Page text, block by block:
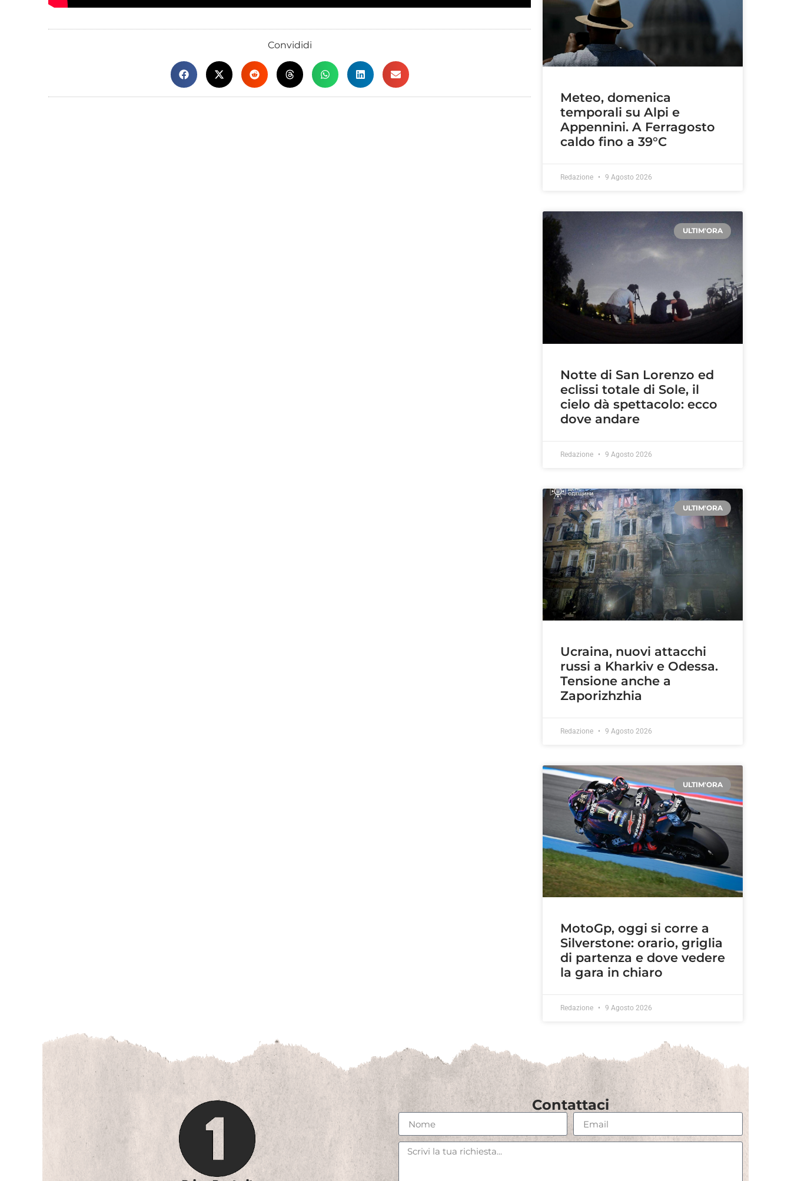
Convididi
Meteo, domenica
temporali su Alpi e
Appennini. A Ferragosto
caldo fino a 39°C
Redazione 9 Agosto 2026
ULTIM'ORA
Notte di San Lorenzo ed
eclissi totale di Sole, il
cielo dà spettacolo: ecco
dove andare
Redazione 9 Agosto 2026
ULTIM'ORA
Ucraina, nuovi attacchi
russi a Kharkiv e Odessa.
Tensione anche a
Zaporizhzhia
Redazione 9 Agosto 2026
ULTIM'ORA
MotoGp, oggi si corre a
Silverstone: orario, griglia
di partenza e dove vedere
la gara in chiaro
Redazione 9 Agosto 2026
Contattaci